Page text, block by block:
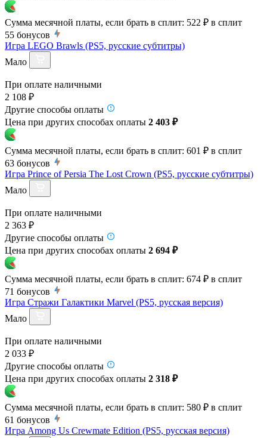
Сумма месячной платы, если брать в сплит: 522 ₽ в сплит
55 бонусов
Игра LEGO Brawls (PS5, русские субтитры)
Мало
При оплате наличными
2 108 ₽
Другие способы оплаты
Цена при других способах оплаты 2 403 ₽
Сумма месячной платы, если брать в сплит: 601 ₽ в сплит
63 бонусов
Игра Prince of Persia The Lost Crown (PS5, русские субтитры)
Мало
При оплате наличными
2 363 ₽
Другие способы оплаты
Цена при других способах оплаты 2 694 ₽
Сумма месячной платы, если брать в сплит: 674 ₽ в сплит
71 бонусов
Игра Стражи Галактики Marvel (PS5, русская версия)
Мало
При оплате наличными
2 033 ₽
Другие способы оплаты
Цена при других способах оплаты 2 318 ₽
Сумма месячной платы, если брать в сплит: 580 ₽ в сплит
61 бонусов
Игра Among Us Crewmate Edition (PS5, русская версия)